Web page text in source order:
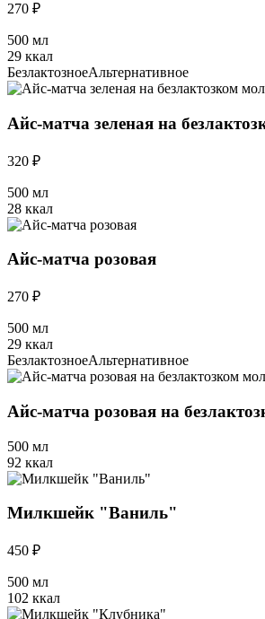
270 ₽
500 мл
29 ккал
БезлактозноеАльтернативное
Айс-матча зеленая на
320 ₽
500 мл
28 ккал
Айс-матча розовая
270 ₽
500 мл
29 ккал
БезлактозноеАльтернативное
Айс-матча розовая на
500 мл
92 ккал
Милкшейк "Ваниль"
450 ₽
500 мл
102 ккал